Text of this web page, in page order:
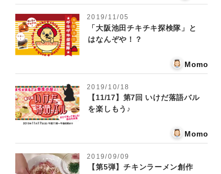
2019/11/05
「大阪池田チキチキ探検隊」と
はなんぞや！？
Momo
2019/10/18
【11/17】第7回 いけだ落語バル
を楽しもう♪
Momo
2019/09/09
【第5弾】チキンラーメン創作